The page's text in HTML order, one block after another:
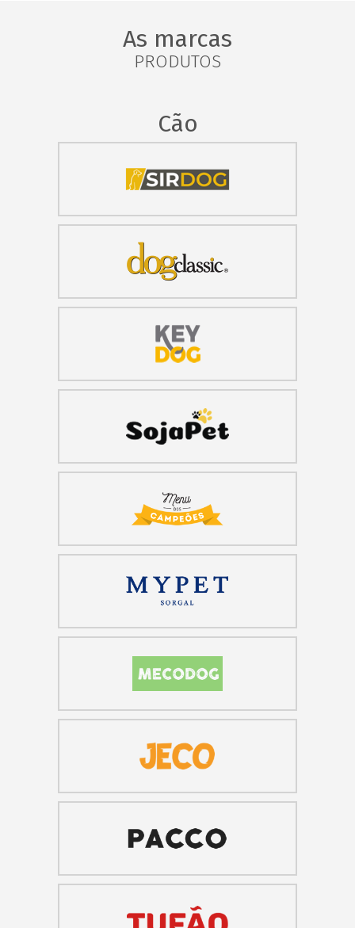
As marcas
PRODUTOS
Cão